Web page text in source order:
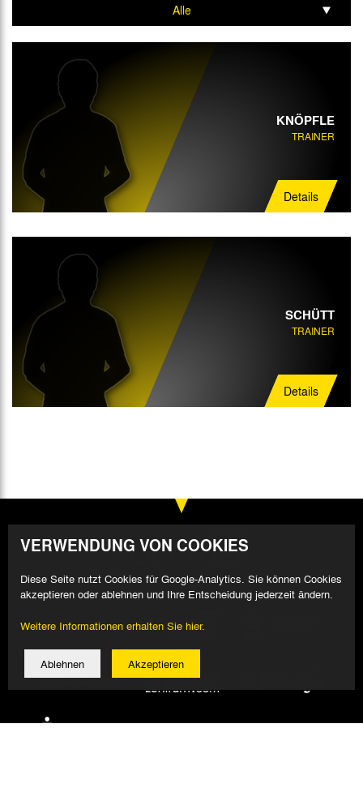
Alle
Trainer
KNÖPFLE
TRAINER
Details
SCHÜTT
TRAINER
Details
VERWENDUNG VON COOKIES
Diese Seite nutzt Cookies für Google-Analytics. Sie können Cookies
akzeptieren oder ablehnen und Ihre Entscheidung jederzeit ändern.
Weitere Informationen erhalten Sie hier.
Ablehnen Akzeptieren